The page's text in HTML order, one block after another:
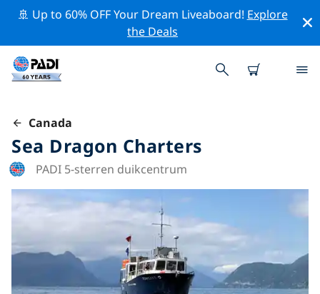
🚢 Up to 60% OFF Your Dream Liveaboard! Explore
the Deals
Canada
Sea Dragon Charters
PADI 5-sterren duikcentrum